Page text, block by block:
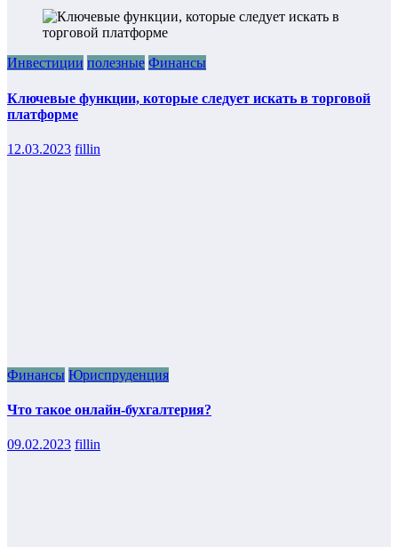
Инвестиции полезные Финансы
Ключевые функции, которые следует искать в торговой
платформе
12.03.2023 fillin
Финансы Юриспруденция
Что такое онлайн-бухгалтерия?
09.02.2023 fillin